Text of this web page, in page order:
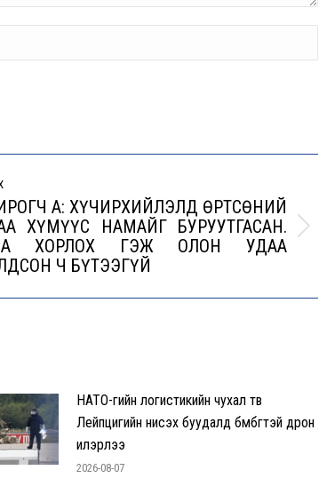
А: ХҮЧИРХИЙЛЭЛД ӨРТСӨНИЙ
ХҮМҮҮС НАМАЙГ БУРУУТГАСАН.
ХОРЛОХ ГЭЖ ОЛОН УДАА
Ч БҮТЭЭГҮЙ
НАТО-гийн логистикийн чухал төв
Лейпцигийн нисэх буудалд бөмбөгтэй дрон
илэрлээ
2026-08-07